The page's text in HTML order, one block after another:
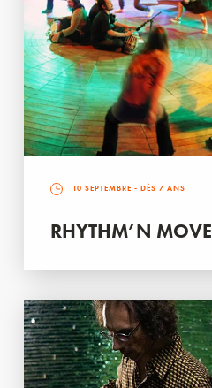
10 SEPTEMBRE - DÈS 7 ANS
RHYTHM’N MOVE